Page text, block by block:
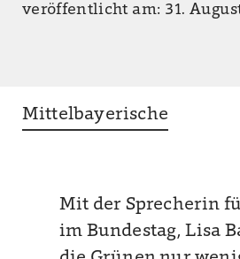
veröffentlicht am: 31.
Mittelbayerische
Mit der Sprecherin
im Bundestag, Lisa